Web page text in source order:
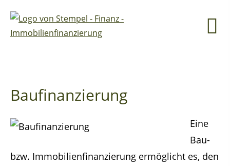
Baufinanzierung
Eine
Bau-
bzw. Immobilienfinanzierung ermöglicht es, den